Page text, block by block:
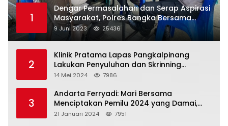
1
Dengar Permasalahan dan Serap Aspirasi
Masyarakat, Polres Bangka Bersama
Polsek Pemali Rutin Gelar Jumat Curhat
9 Juni 2023 25436
2
Klinik Pratama Lapas Pangkalpinang
Lakukan Penyuluhan dan Skrinning
Kesehatan Jiwa Bagi Warga Binaan
14 Mei 2024 7986
3
Andarta Ferryadi: Mari Bersama
Menciptakan Pemilu 2024 yang Damai,
Jujur dan Adil.
21 Januari 2024 7951